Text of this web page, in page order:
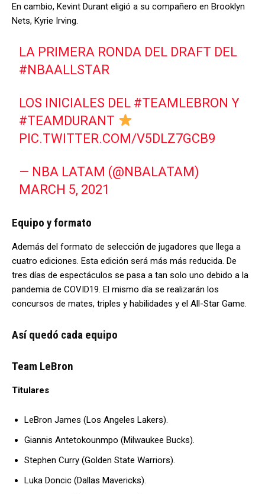
En cambio, Kevint Durant eligió a su compañero en Brooklyn
Nets, Kyrie Irving.
LA PRIMERA RONDA DEL DRAFT DEL
#NBAALLSTAR
LOS INICIALES DEL #TEAMLEBRON Y
#TEAMDURANT
PIC.TWITTER.COM/V5DLZ7GCB9
— NBA LATAM (@NBALATAM)
MARCH 5, 2021
Equipo y formato
Además del formato de selección de jugadores que llega a
cuatro ediciones. Esta edición será más más reducida. De
tres días de espectáculos se pasa a tan solo uno debido a la
pandemia de COVID19. El mismo día se realizarán los
concursos de mates, triples y habilidades y el All-Star Game.
Así quedó cada equipo
Team LeBron
Titulares
LeBron James (Los Angeles Lakers).
Giannis Antetokounmpo (Milwaukee Bucks).
Stephen Curry (Golden State Warriors).
Luka Doncic (Dallas Mavericks).